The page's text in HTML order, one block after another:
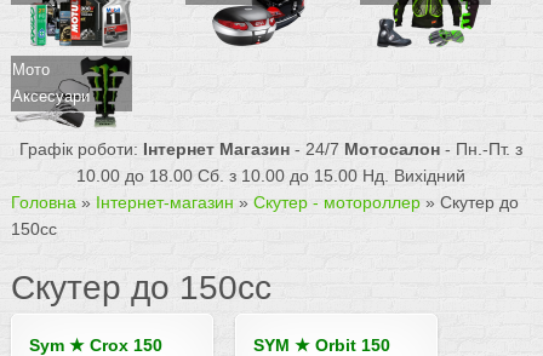
Мото
Аксесуари
Графік роботи: Інтернет Магазин - 24/7 Мотосалон - Пн.-Пт. з
10.00 до 18.00 Сб. з 10.00 до 15.00 Нд. Вихідний
Головна » Інтернет-магазин » Скутер - мотороллер » Скутер до
150cc
Скутер до 150cc
Sym★ Crox 150 SYM ★ Orbit 150